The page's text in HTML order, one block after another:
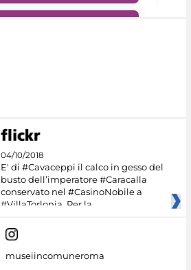
04/10/2018
E' di #Cavaceppi il calco in gesso del
busto dell’imperatore #Caracalla
conservato nel #CasinoNobile a
#VillaTorlonia. Per la
museiincomuneroma